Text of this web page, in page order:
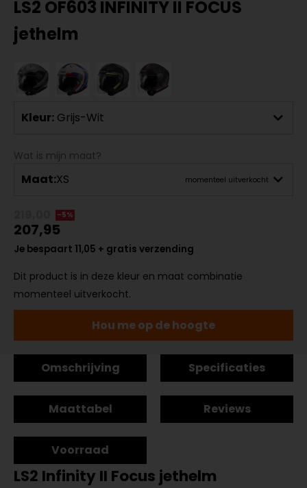
LS2 OF603 INFINITY II FOCUS
jethelm
Kleur: Grijs-Wit
Wat is mijn maat?
Maat:XS momenteel uitverkocht
-5%
207,95
Je bespaart 11,05 + gratis verzending
Dit product is in deze kleur en maat combinatie
momenteel uitverkocht.
Hou me op de hoogte
Omschrijving Specificaties
Maattabel Reviews
Voorraad
LS2 Infinity II Focus jethelm